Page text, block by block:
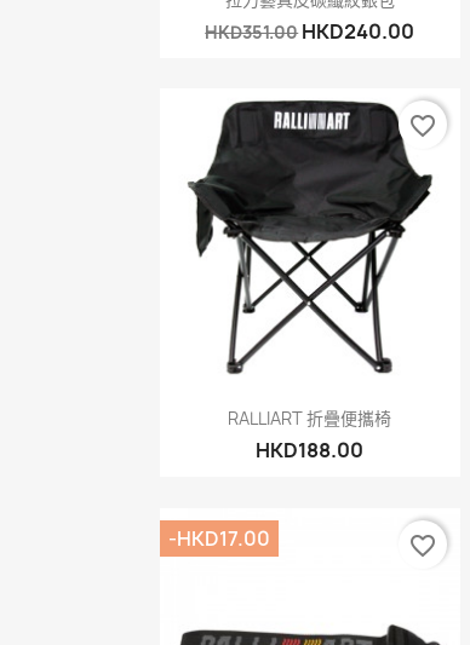
HKD351.00HKD240.00
快速查看
RALLIART 折疊便攜椅
HKD188.00
favorite_border
-HKD17.00 favorite_border